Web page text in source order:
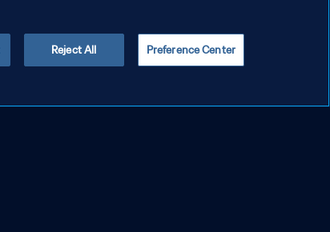
Preference Center
Reject All